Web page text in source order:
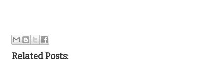
Related Posts: